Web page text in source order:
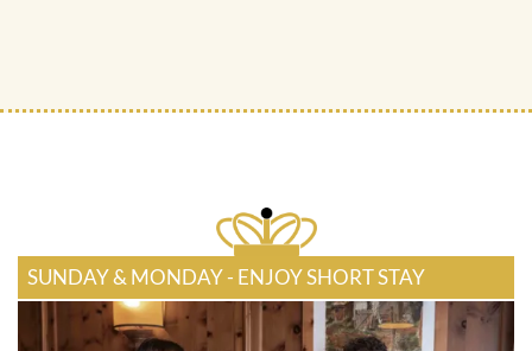
SUNDAY & MONDAY - ENJOY SHORT STAY